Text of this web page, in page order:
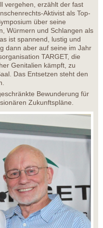
vergehen, erzählt der fast
Aktivist als Top-
über seine
Würmern und Schlangen als
ist spannend, lustig und
dann aber auf seine im Jahr
TARGET, die
Genitalien kämpft, zu
Das Entsetzen steht den
Bewunderung für
Zukunftspläne.